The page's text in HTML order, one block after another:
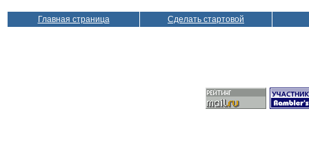
Главная страница Сделать стартовой